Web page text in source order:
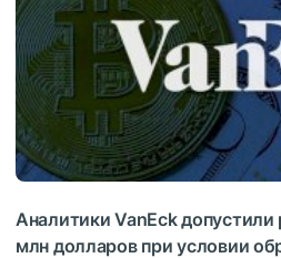
Аналитики VanEck
млн долларов при условии